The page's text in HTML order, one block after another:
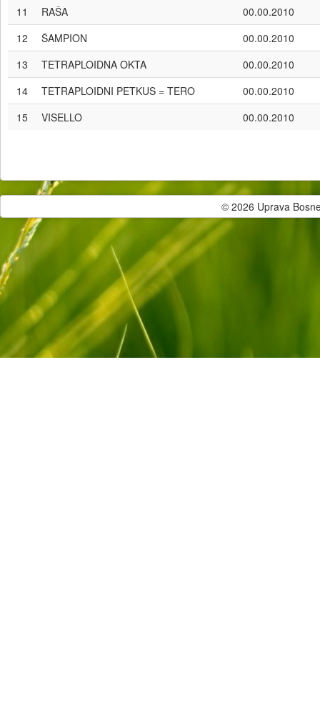
11
RAŠA
00.00.2010
12
ŠAMPION
00.00.2010
13
TETRAPLOIDNA OKTA
00.00.2010
14
TETRAPLOIDNI PETKUS = TERO
00.00.2010
15
VISELLO 00.00.2010
© 2026 Uprava